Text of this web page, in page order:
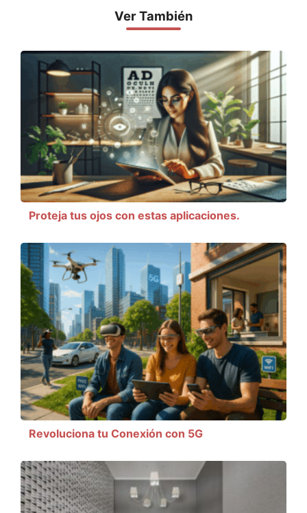
Ver También
Proteja tus ojos con estas aplicaciones.
Revoluciona tu Conexión con 5G